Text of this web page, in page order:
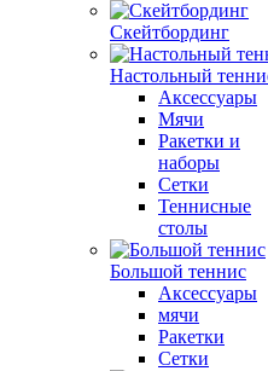
Скейтбординг
Настольный
Аксессуары
Мячи
Ракетки и
наборы
Сетки
Теннисные
столы
Большой теннис
Аксессуары
мячи
Ракетки
Сетки